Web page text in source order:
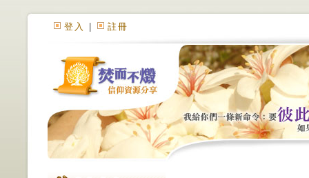
登入 註冊